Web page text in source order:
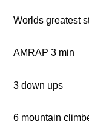
Worlds greatest
AMRAP 3 min
3 down ups
6 mountain